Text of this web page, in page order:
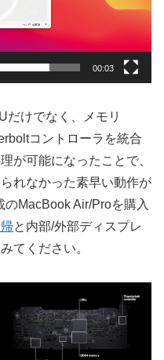
00:03
けでなく、メモリ
コントローラを統合
が可能になったことで、
れなかった素早い動作が
MacBook Air/Proを購入
と内部/外部ディスプレ
てください。